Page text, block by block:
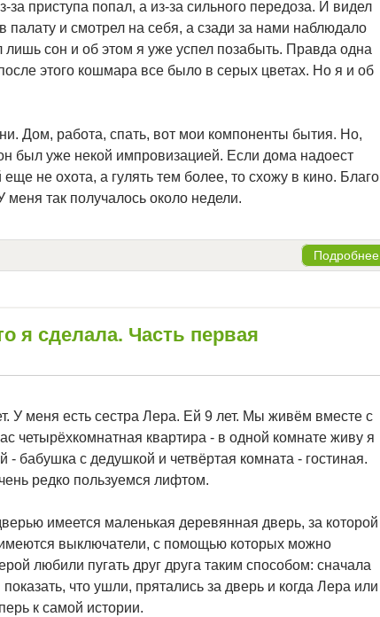
за приступа попал, а из-за сильного передоза. И видел
палату и смотрел на себя, а сзади за нами наблюдало
сон и об этом я уже успел позабыть. Правда одна
этого кошмара все было в серых цветах. Но я и об
Дом, работа, спать, вот мои компоненты бытия. Но,
был уже некой импровизацией. Если дома надоест
не охота, а гулять тем более, то схожу в кино. Благо
так получалось около недели.
Подробнее
я сделала. Часть первая
У меня есть сестра Лера. Ей 9 лет. Мы живём вместе с
четырёхкомнатная квартира - в одной комнате живу я
- бабушка с дедушкой и четвёртая комната - гостиная.
редко пользуемся лифтом.
имеется маленькая деревянная дверь, за которой
выключатели, с помощью которых можно
любили пугать друг друга таким способом: сначала
что ушли, прятались за дверь и когда Лера или
к самой истории.